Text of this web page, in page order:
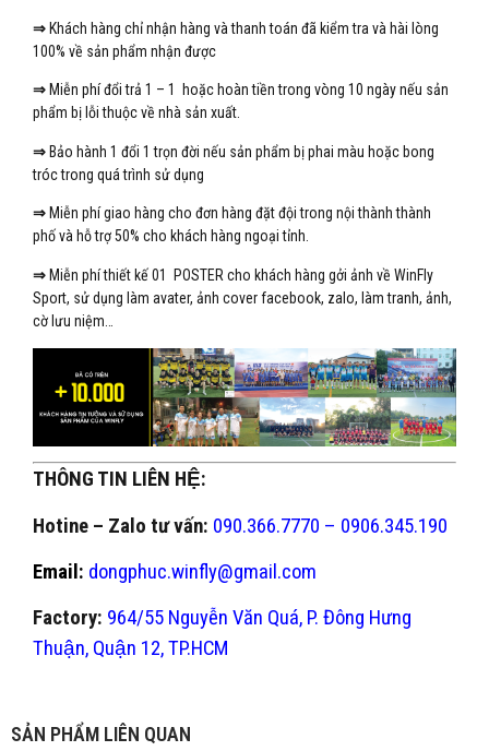
⇒ Khách hàng chỉ nhận hàng và thanh toán đã kiểm tra và hài lòng
100% về sản phẩm nhận được
⇒ Miễn phí đổi trả 1 – 1 hoặc hoàn tiền trong vòng 10 ngày nếu sản
phẩm bị lỗi thuộc về nhà sản xuất.
⇒ Bảo hành 1 đổi 1 trọn đời nếu sản phẩm bị phai màu hoặc bong
tróc trong quá trình sử dụng
⇒ Miễn phí giao hàng cho đơn hàng đặt đội trong nội thành thành
phố và hỗ trợ 50% cho khách hàng ngoại tỉnh.
⇒Miễn phí thiết kế 01 POSTER cho khách hàng gởi ảnh về WinFly
Sport, sử dụng làm avater, ảnh cover facebook, zalo, làm tranh, ảnh,
cờ lưu niệm…
THÔNG TIN LIÊN HỆ:
Hotine – Zalo tư vấn: 090.366.7770 – 0906.345.190
Email: dongphuc.winfly@gmail.com
Factory: 964/55 Nguyễn Văn Quá, P. Đông Hưng
Thuận, Quận 12, TP.HCM
SẢN PHẨM LIÊN QUAN